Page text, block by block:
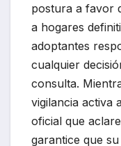
postura a favor
a hogares
adoptantes
cualquier
consulta.
vigilancia activa
oficial que
garantice que